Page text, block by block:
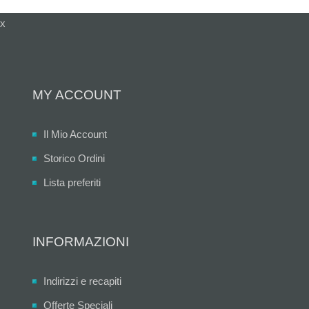
x
MY ACCOUNT
Il Mio Account
Storico Ordini
Lista preferiti
INFORMAZIONI
Indirizzi e recapiti
Offerte Speciali